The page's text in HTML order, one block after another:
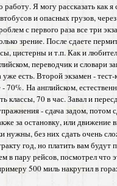
Я могу рассказать
и опасных грузов,
с первого раза все три
зрение. После сдаете
цистерны и т.п. Как и
переводчик и
есть. Второй экзамен -
70%. На английском,
70 в час. Завал и
- сдача задом,
за остановку, или
без них сдать очень
год, но платить вам
в пару рейсов, посмотрел
500 миль накрутил в